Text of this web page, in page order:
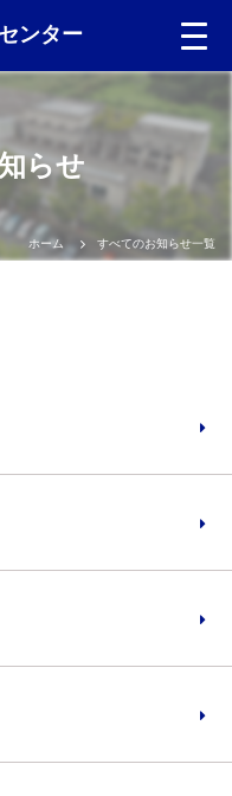
ンター
らせ
ホーム すべてのお知らせ一覧